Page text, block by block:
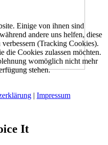
It
Einige von ihnen sind
andere uns helfen, diese
(Tracking Cookies).
die Cookies zulassen möchten.
womöglich nicht mehr
stehen.
| Impressum